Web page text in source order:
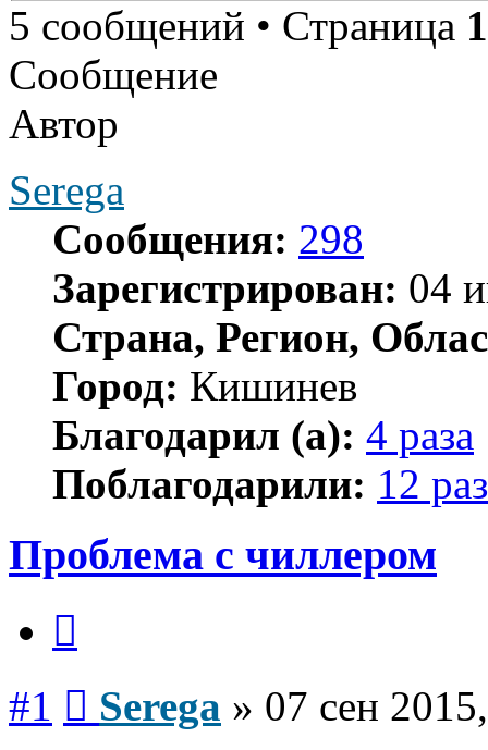
5 сообщений • Страница 1
Сообщение
Автор
Serega
Сообщения: 298
Зарегистрирован: 04
Страна, Регион,
Город: Кишинев
Благодарил (а): 4 раза
Поблагодарили: 12 раз
Проблема с чиллером
#1 Serega » 07 сен